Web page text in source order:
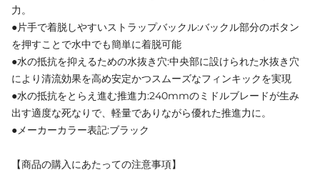
力。
●片手で着脱しやすいストラップバックル:バックル部分のボタン
を押すことで水中でも簡単に着脱可能
●水の抵抗を抑えるための水抜き穴:中央部に設けられた水抜き穴
により清流効果を高め安定かつスムーズなフィンキックを実現
●水の抵抗をとらえ進む推進力:240mmのミドルブレードが生み
出す適度な死なりで、軽量でありながら優れた推進力に。
●メーカーカラー表記:ブラック
【商品の購入にあたっての注意事項】